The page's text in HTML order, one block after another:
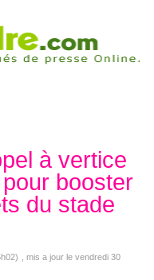
à vertice
booster
du stade
, mis a jour le vendredi 30